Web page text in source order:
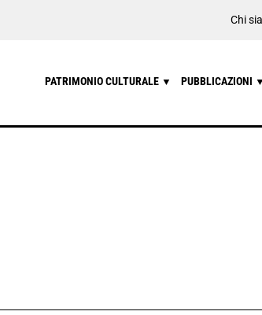
Chi
PATRIMONIO CULTURALE ▼ PUBBLICAZIONI ▼